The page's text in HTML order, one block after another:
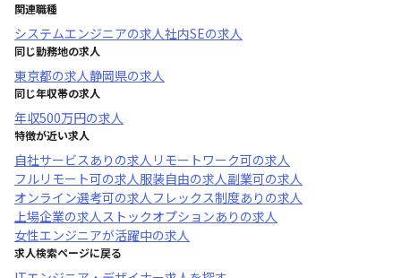
関連職種
システムエンジニアの求人社内SEの求人
同じ勤務地の求人
東京都の求人静岡県の求人
同じ年収帯の求人
年収500万円の求人
特徴が近い求人
自社サービスあり の求人 リモートワーク可の求人
フルリモート可の求人服装自由の求人副業可の求人
オンライン選考可の求人フレックス制度あり の求人
上場企業の求人ストックオプションあり の求人
女性エンジニアが活躍中の求人
求人検索ページに戻る